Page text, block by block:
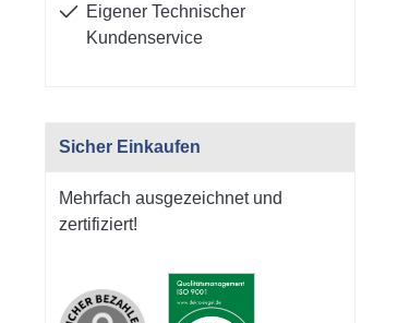
Eigener Technischer
Kundenservice
Sicher Einkaufen
Mehrfach ausgezeichnet und
zertifiziert!